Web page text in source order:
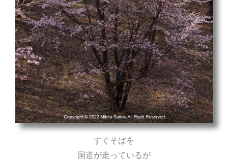
すぐそばを
国道が走っているが